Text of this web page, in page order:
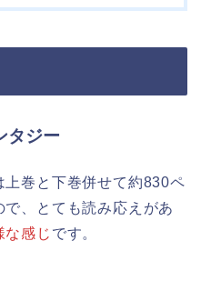
タジー
上巻と下巻併せて約830ペ
、とても読み応えがあ
な感じ です。